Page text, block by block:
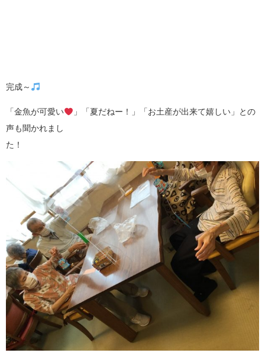
完成～
「金魚が可愛い
」「夏だねー！」「お土産が出来て嬉しい」との
声も聞かれまし
た